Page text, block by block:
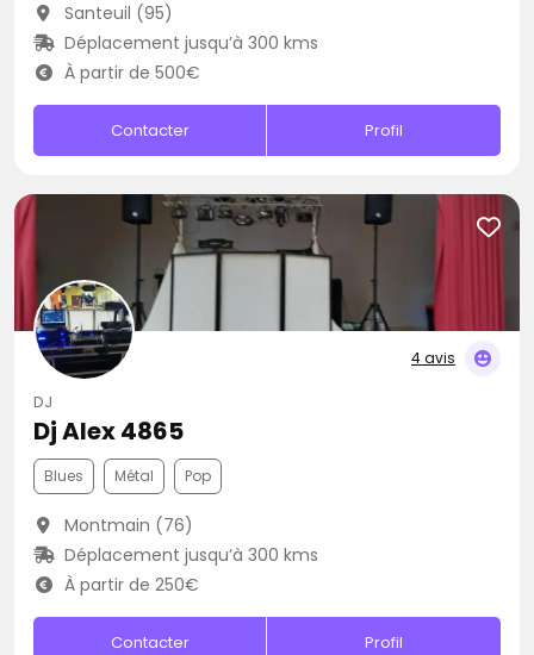
Santeuil (95)
Déplacement jusqu’à 300 kms
À partir de 500€
Contacter Profil
4 avis
DJ
Dj Alex 4865
Blues Métal Pop
Montmain (76)
Déplacement jusqu’à 300 kms
À partir de 250€
Contacter Profil